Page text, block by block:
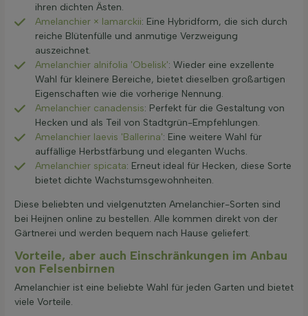
ihren dichten Ästen.
Amelanchier × lamarckii: Eine Hybridform, die sich durch
reiche Blütenfülle und anmutige Verzweigung
auszeichnet.
Amelanchier alnifolia 'Obelisk': Wieder eine exzellente
Wahl für kleinere Bereiche, bietet dieselben großartigen
Eigenschaften wie die vorherige Nennung.
Amelanchier canadensis: Perfekt für die Gestaltung von
Hecken und als Teil von Stadtgrün-Empfehlungen.
Amelanchier laevis 'Ballerina': Eine weitere Wahl für
auffällige Herbstfärbung und eleganten Wuchs.
Amelanchier spicata: Erneut ideal für Hecken, diese Sorte
bietet dichte Wachstumsgewohnheiten.
Diese beliebten und vielgenutzten Amelanchier-Sorten sind
bei Heijnen online zu bestellen. Alle kommen direkt von der
Gärtnerei und werden bequem nach Hause geliefert.
Vorteile, aber auch Einschränkungen im Anbau
von Felsenbirnen
Amelanchier ist eine beliebte Wahl für jeden Garten und bietet
viele Vorteile.